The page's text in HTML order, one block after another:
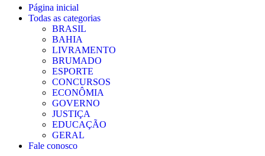
Página inicial
Todas as categorias
BRASIL
BAHIA
LIVRAMENTO
BRUMADO
ESPORTE
CONCURSOS
ECONÔMIA
GOVERNO
JUSTIÇA
EDUCAÇÃO
GERAL
Fale conosco